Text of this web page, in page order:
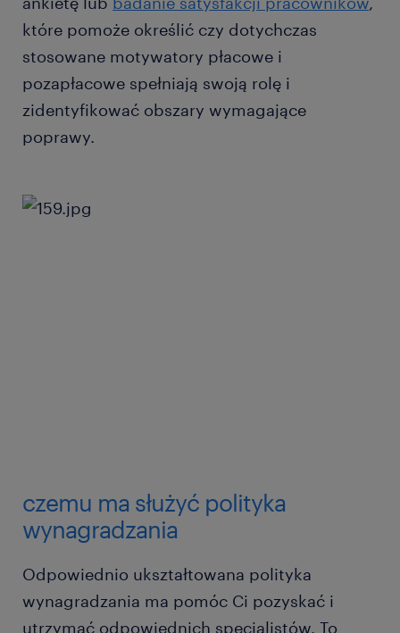
które pomoże określić czy dotychczas
stosowane motywatory płacowe i
pozapłacowe spełniają swoją rolę i
zidentyfikować obszary wymagające
poprawy.
czemu ma służyć polityka
wynagradzania
Odpowiednio ukształtowana polityka
wynagradzania ma pomóc Ci pozyskać i
utrzymać odpowiednich specjalistów. To